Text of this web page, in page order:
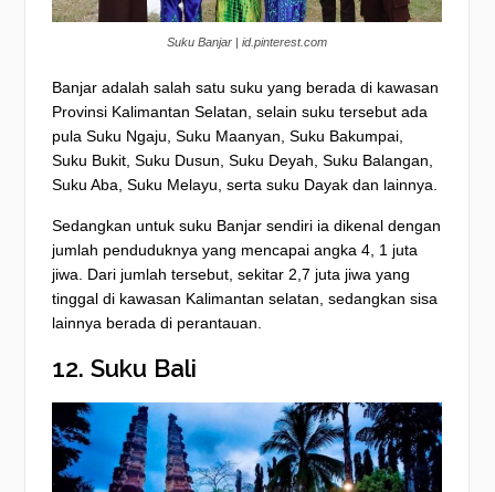
Suku Banjar | id.pinterest.com
Banjar adalah salah satu suku yang berada di kawasan
Provinsi Kalimantan Selatan, selain suku tersebut ada
pula Suku Ngaju, Suku Maanyan, Suku Bakumpai,
Suku Bukit, Suku Dusun, Suku Deyah, Suku Balangan,
Suku Aba, Suku Melayu, serta suku Dayak dan lainnya.
Sedangkan untuk suku Banjar sendiri ia dikenal dengan
jumlah penduduknya yang mencapai angka 4, 1 juta
jiwa. Dari jumlah tersebut, sekitar 2,7 juta jiwa yang
tinggal di kawasan Kalimantan selatan, sedangkan sisa
lainnya berada di perantauan.
12. Suku Bali